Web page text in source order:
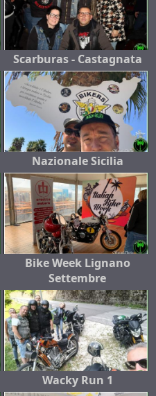
Scarburas - Castagnata
Nazionale Sicilia
Bike Week Lignano
Settembre
Wacky Run 1